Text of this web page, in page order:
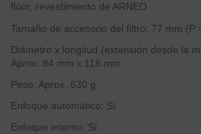
flúor, revestimiento de ARNEO
Tamaño de accesorio del filtro: 77 mm (P
Diámetro x longitud (extensión desde la
Aprox. 84 mm x 118 mm
Peso: Aprox. 630 g
Enfoque automático: Sí
Enfoque interno: Sí